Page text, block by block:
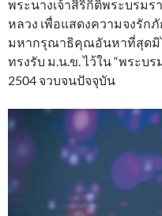
พระนางเจ้าสิริกิติ์พระบรม
หลวง เพื่อแสดงความจงรัก
มหากรุณาธิคุณอันหาที่สุดมิ
ทรงรับ ม.น.ข. ไว้ใน “พระ
2504 จวบจนปัจจุบัน